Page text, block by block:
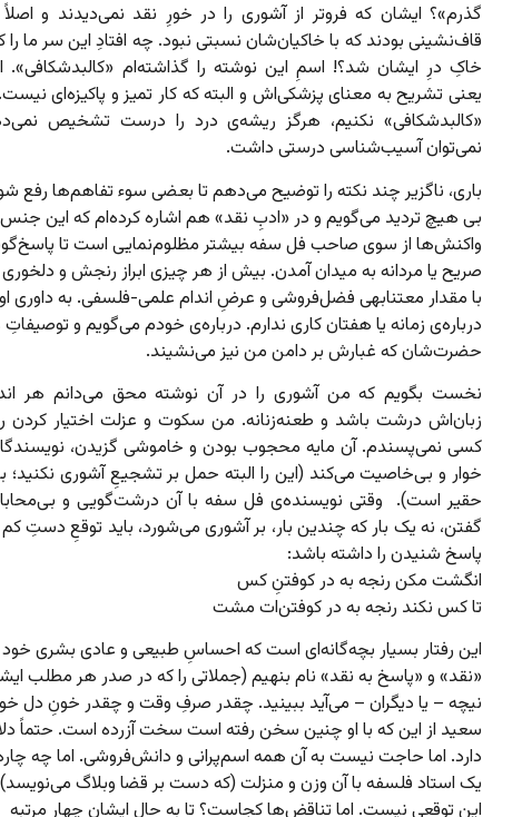
گذرم»؟ ایشان که فروتر از آشوری را در خورِ نقد نمی‌دیدند و
قاف‌نشینی بودند که با خاکیان‌شان نسبتی نبود. چه افتادِ این سر ما را
خاکِ درِ ایشان شد؟! اسمِ‌ این نوشته را گذاشته‌ام «کالبدشکافی».
یعنی تشریح به معنای پزشکی‌اش و البته که کار تمیز و پاکیزه‌ای
«کالبدشکافی» نکنیم، هرگز ریشه‌ی درد را درست تشخیص
نمی‌توان آسیب‌شناسی درستی داشت.
باری، ناگزیر چند نکته را توضیح می‌دهم تا بعضی سوء تفاهم‌ها رفع
بی هیچ تردید می‌گویم و در «ادبِ نقد» هم اشاره کرده‌ام که این جنس
واکنش‌ها از سوی صاحب فل سفه بیشتر مظلوم‌نمایی است تا
صریح یا مردانه به میدان آمدن. بیش از هر چیزی ابراز رنجش و
با مقدار معتنابهی فضل‌فروشی و عرضِ‌ اندام علمی-فلسفی. به داوری او
درباره‌ی زمانه یا هفتان کاری ندارم. درباره‌ی خودم می‌گویم و
حضرت‌شان که غبارش بر دامن من نیز می‌نشیند.
نخست بگویم که من آشوری را در آن نوشته محق می‌دانم هر
زبان‌اش درشت باشد و طعنه‌زنانه. من سکوت و عزلت اختیار کردن
کسی نمی‌پسندم. آن مایه‌ محجوب بودن و خاموشی گزیدن،
خوار و بی‌خاصیت می‌کند (این را البته حمل بر تشجیعِ آشوری نکنید؛
حقیر است). وقتی نویسنده‌ی فل سفه با آن درشت‌گویی و
گفتن، نه یک بار که چندین بار، بر آشوری می‌شورد، باید توقعِ دستِ
پاسخ شنیدن را داشته باشد:
انگشت مکن رنجه به در کوفتنِ کس
تا کس نکند رنجه به در کوفتن‌ات مشت
این رفتار بسیار بچه‌گانه‌ای است که احساسِ طبیعی و عادی بشری خود
«نقد» و «پاسخ به نقد» نام بنهیم (جملاتی را که در صدر هر مطلب
نیچه – یا دیگران – می‌آید ببینید. چقدر صرفِ وقت و چقدر خونِ دل
سعید از این که با او چنین سخن رفته است سخت آزرده است. حتماً
دارد. اما حاجت نیست به آن همه اسم‌پرانی و دانش‌فروشی. اما چه
یک استاد فلسفه با آن وزن و منزلت (که دست بر قضا وبلاگ
این توقعی نیست. اما تناقض‌ها کجاست؟ تا به حال ایشان چهار مرتبه